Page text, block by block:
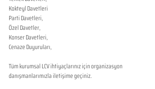
Kokteyl Davetleri
Parti Davetleri,
Özel Davetler,
Konser Davetleri,
Cenaze Duyuruları,
Tüm kurumsal LCV ihtiyaçlarınız için organizasyon
danışmanlarımızla iletişime geçiniz.